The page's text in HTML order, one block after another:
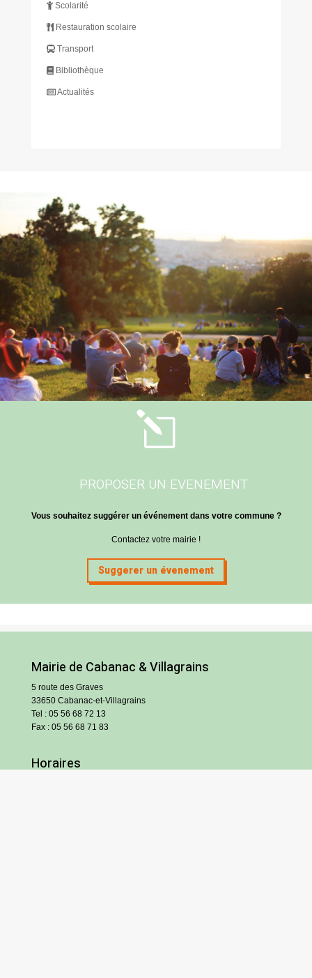
Scolarité
Restauration scolaire
Transport
Bibliothèque
Actualités
l
PROPOSER UN EVENEMENT
Vous souhaitez suggérer un événement dans votre commune ?
Contactez votre mairie !
Suggerer un évenement
Mairie de Cabanac & Villagrains
5 route des Graves
33650 Cabanac-et-Villagrains
Tel : 05 56 68 72 13
Fax : 05 56 68 71 83
Horaires